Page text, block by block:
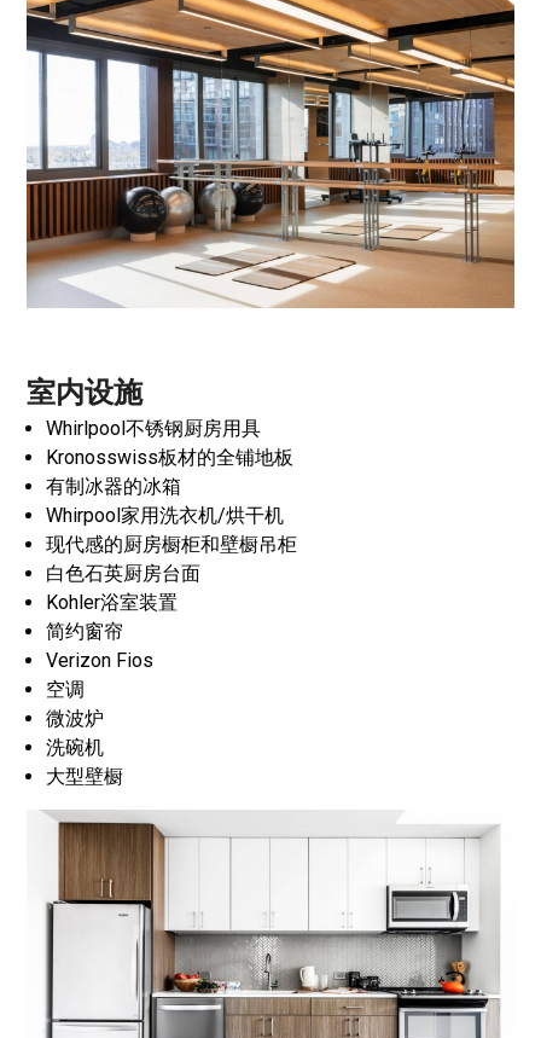
室内设施
Whirlpool不锈钢厨房用具
Kronosswiss板材的全铺地板
有制冰器的冰箱
Whirpool家用洗衣机/烘干机
现代感的厨房橱柜和壁橱吊柜
白色石英厨房台面
Kohler浴室装置
简约窗帘
Verizon Fios
空调
微波炉
洗碗机
大型壁橱